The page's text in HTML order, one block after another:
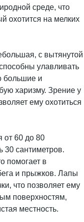
среде, что
охотится на мелких
с вытянутой
улавливать
большие и
харизму. Зрение у
ему охотиться
от 60 до 80
30 сантиметров.
помогает в
и прыжков. Лапы
что позволяет ему
поверхностям,
местность.